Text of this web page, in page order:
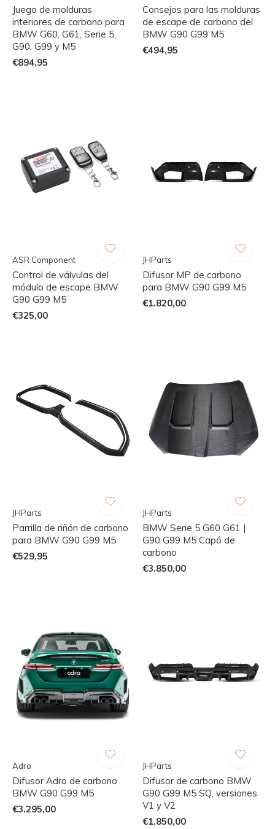
Juego de molduras
interiores de carbono para
BMW G60, G61, Serie 5,
G90, G99 y M5
€894,95
Consejos para las molduras
de escape de carbono del
BMW G90 G99 M5
€494,95
ASR Component
Control de válvulas del
módulo de escape BMW
G90 G99 M5
€325,00
JHParts
Difusor MP de carbono
para BMW G90 G99 M5
€1.820,00
JHParts
Parrilla de riñón de carbono
para BMW G90 G99 M5
€529,95
JHParts
BMW Serie 5 G60 G61 |
G90 G99 M5 Capó de
carbono
€3.850,00
Adro
Difusor Adro de carbono
BMW G90 G99 M5
€3.295,00
JHParts
Difusor de carbono BMW
G90 G99 M5 SQ, versiones
V1 y V2
€1.850,00